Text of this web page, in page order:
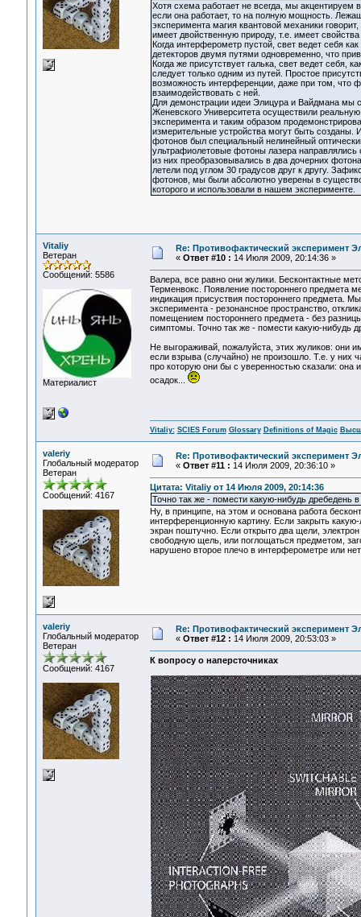
Хотя схема работает не всегда, мы акцентируем
если она работает, то на полную мощность.
эксперимента магия квантовой механики
имеет двойственную природу, т.е. имеет
Когда интерферометр пустой, свет ведет себя
детекторов двумя путями одновременно, что
Когда же присутствует галька, свет ведет себя,
следует только одним из путей. Простое
возможность интерференции, даже при том, что
взаимодействовать с ней.
Для демонстрации идеи Элицура и Вайдмана мы
Женевского Университета осуществили
эксперимента и таким образом
измерительные устройства могут быть созданы.
фотонов был специальный нелинейный
ультрафиолетовые фотоны лазера направлялись
из них преобразовывались в два дочерних
летели под углом 30 градусов друг к другу.
фотонов, мы были абсолютно уверены в
которого и использовали в нашем эксперименте.
Vitaliy
Ветеран
Сообщений: 5586
Материалист
Re: Противофактический эксперимент
« Ответ #10 : 14 Июля 2009, 20:14:36 »
Валера, все равно они жулики. Бесконтактные
Терменвокс. Появление постороннего предмета
индикация присуствия постороннего предмета.
эксперимента - резонансное пространство,
помещением постороннего предмета - без
симптомы. Точно так же - помести какую-нибудь
Не выгораживай, пожалуйста, этих жуликов: они
если взрыва (случайно) не произошло. Т.е. у них
про которую они бы с уверенностью сказали:
осадок...
Vitaliy: SCIES Forum Glossary Definitions of Magic
valeriy
Глобальный модератор
Ветеран
Сообщений: 4167
Re: Противофактический эксперимент
« Ответ #11 : 14 Июля 2009, 20:36:10 »
Цитата: Vitaliy от 14 Июля 2009, 20:14:36
Точно так же - помести какую-нибудь дребедень
Ну, в принципе, на этом и основана работа
интерференционную картину. Если закрыть
экран поштучно. Если открыто два щели,
свободную щель, или поглощаться предметом,
нарушено второе плечо в интерферометре или
valeriy
Глобальный модератор
Ветеран
Сообщений: 4167
Re: Противофактический эксперимент
« Ответ #12 : 14 Июля 2009, 20:53:03 »
К вопросу о наперсточниках